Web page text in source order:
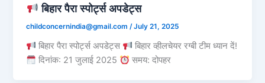
बिहार पैरा स्पोर्ट्स अपडेट्स
childconcernindia@gmail.com/July 21, 2025
बिहार पैरा स्पोर्ट्स अपडेट्स
बिहार व्हीलचेयर रग्बी टीम ध्यान दें!
दिनांक: 21 जुलाई 2025
समय: दोपहर